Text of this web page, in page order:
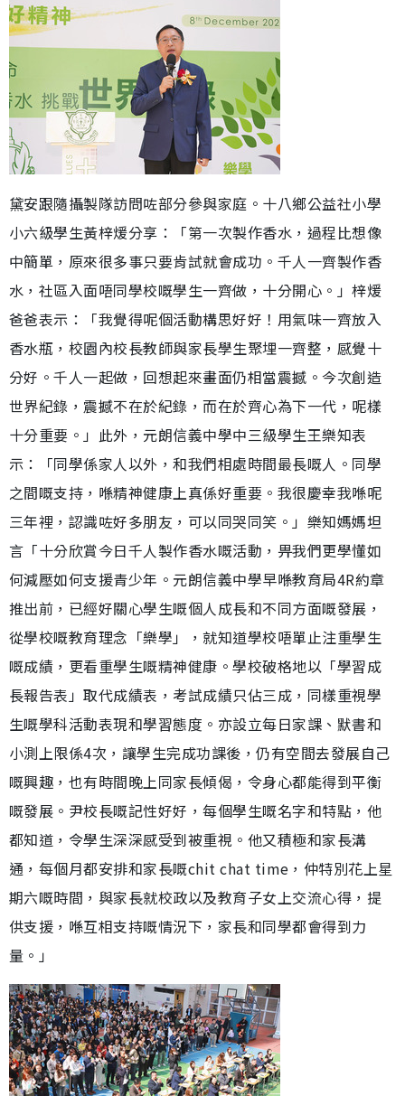
黛安跟隨攝製隊訪問咗部分參與家庭。十八鄉公益社小學
小六級學生黃梓煖分享：「第一次製作香水，過程比想像
中簡單，原來很多事只要肯試就會成功。千人一齊製作香
水，社區入面唔同學校嘅學生一齊做，十分開心。」梓煖
爸爸表示：「我覺得呢個活動構思好好！用氣味一齊放入
香水瓶，校園內校長教師與家長學生聚埋一齊整，感覺十
分好。千人一起做，回想起來畫面仍相當震撼。今次創造
世界紀錄，震撼不在於紀錄，而在於齊心為下一代，呢樣
十分重要。」此外，元朗信義中學中三級學生王樂知表
示：「同學係家人以外，和我們相處時間最長嘅人。同學
之間嘅支持，喺精神健康上真係好重要。我很慶幸我喺呢
三年裡，認識咗好多朋友，可以同哭同笑。」樂知媽媽坦
言「十分欣賞今日千人製作香水嘅活動，畀我們更學懂如
何減壓如何支援青少年。元朗信義中學早喺教育局4R約章
推出前，已經好關心學生嘅個人成長和不同方面嘅發展，
從學校嘅教育理念「樂學」，就知道學校唔單止注重學生
嘅成績，更看重學生嘅精神健康。學校破格地以「學習成
長報告表」取代成績表，考試成績只佔三成，同樣重視學
生嘅學科活動表現和學習態度。亦設立每日家課、默書和
小測上限係4次，讓學生完成功課後，仍有空間去發展自己
嘅興趣，也有時間晚上同家長傾偈，令身心都能得到平衡
嘅發展。尹校長嘅記性好好，每個學生嘅名字和特點，他
都知道，令學生深深感受到被重視。他又積極和家長溝
通，每個月都安排和家長嘅chit chat time，仲特別花上星
期六嘅時間，與家長就校政以及教育子女上交流心得，提
供支援，喺互相支持嘅情況下，家長和同學都會得到力
量。」